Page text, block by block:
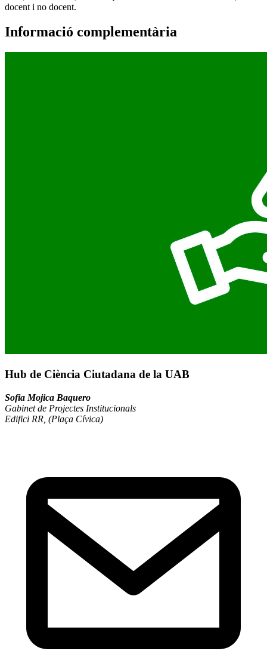
docent i no docent.
Informació complementària
Hub de Ciència Ciutadana de la UAB
Sofia Mojica Baquero
Gabinet de Projectes Institucionals
Edifici RR, (Plaça Cívica)